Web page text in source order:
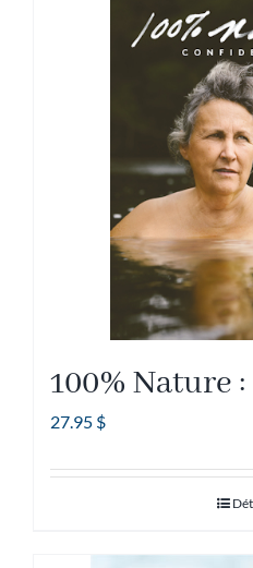
100% Nature
27.95 $